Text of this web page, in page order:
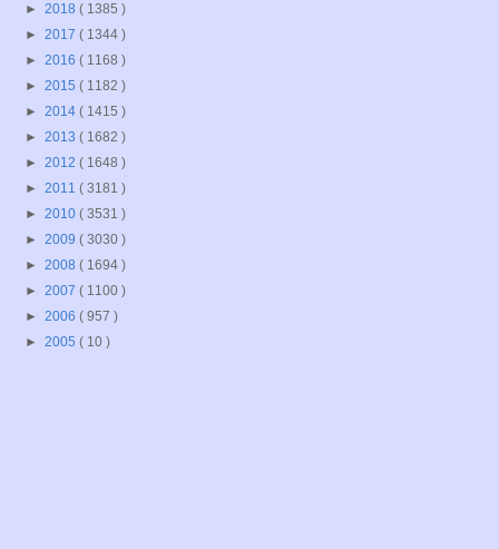
► 2018 ( 1385 )
► 2017 ( 1344 )
► 2016 ( 1168 )
► 2015 ( 1182 )
► 2014 ( 1415 )
► 2013 ( 1682 )
► 2012 ( 1648 )
► 2011 ( 3181 )
► 2010 ( 3531 )
► 2009 ( 3030 )
► 2008 ( 1694 )
► 2007 ( 1100 )
► 2006 ( 957 )
► 2005 ( 10 )